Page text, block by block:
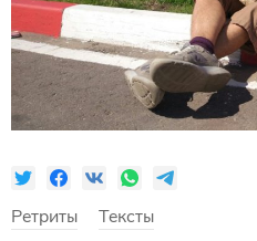
Ретриты
Тексты